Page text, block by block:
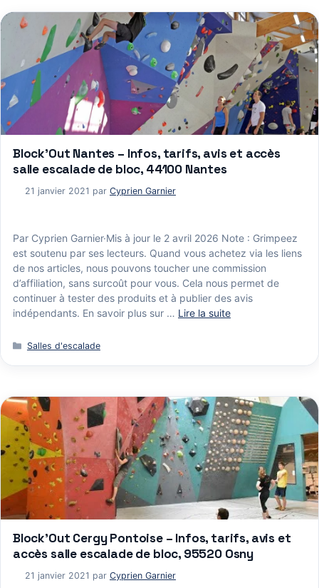
Block’Out Nantes – Infos, tarifs, avis et accès
salle escalade de bloc, 44100 Nantes
21 janvier 2021 par Cyprien Garnier
Par Cyprien Garnier·Mis à jour le 2 avril 2026 Note : Grimpeez
est soutenu par ses lecteurs. Quand vous achetez via les liens
de nos articles, nous pouvons toucher une commission
d’affiliation, sans surcoût pour vous. Cela nous permet de
continuer à tester des produits et à publier des avis
indépendants. En savoir plus sur … Lire la suite
Catégories
Salles d'escalade
Block’Out Cergy Pontoise – Infos, tarifs, avis et
accès salle escalade de bloc, 95520 Osny
21 janvier 2021 par Cyprien Garnier